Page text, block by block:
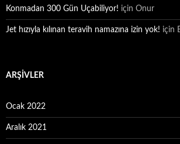
Konmadan 300 Gün Uçabiliyor! için Onur
Jet hızıyla kılınan teravih namazına izin yok! için
ARŞIVLER
Ocak 2022
Aralık 2021